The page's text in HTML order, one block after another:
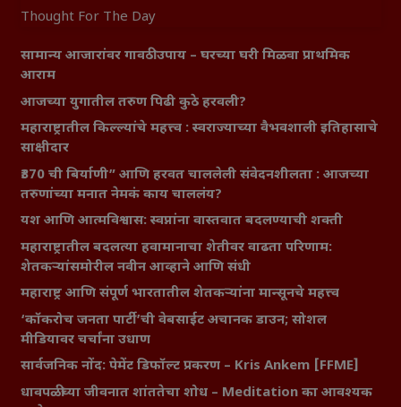
Thought For The Day
सामान्य आजारांवर गावठी उपाय – घरच्या घरी मिळवा प्राथमिक
आराम
आजच्या युगातील तरुण पिढी कुठे हरवली?
महाराष्ट्रातील किल्ल्यांचे महत्त्व : स्वराज्याच्या वैभवशाली इतिहासाचे
साक्षीदार
₹370 ची बिर्याणी” आणि हरवत चाललेली संवेदनशीलता : आजच्या
तरुणांच्या मनात नेमकं काय चाललंय?
यश आणि आत्मविश्वास: स्वप्नांना वास्तवात बदलण्याची शक्ती
महाराष्ट्रातील बदलत्या हवामानाचा शेतीवर वाढता परिणाम:
शेतकऱ्यांसमोरील नवीन आव्हाने आणि संधी
महाराष्ट्र आणि संपूर्ण भारतातील शेतकऱ्यांना मान्सूनचे महत्त्व
‘कॉकरोच जनता पार्टी’ची वेबसाईट अचानक डाउन; सोशल
मीडियावर चर्चांना उधाण
सार्वजनिक नोंद: पेमेंट डिफॉल्ट प्रकरण – Kris Ankem [FFME]
धावपळीच्या जीवनात शांततेचा शोध – Meditation का आवश्यक